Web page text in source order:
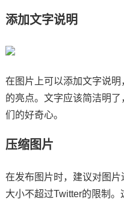
添加文字说明
在图片上可以添加文字说
的亮点。文字应该简洁明
们的好奇心。
压缩图片
在发布图片时，建议对图
大小不超过Twitter的限制